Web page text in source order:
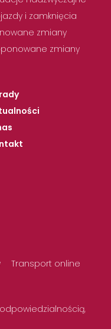
i zamknięcia
zmiany
zmiany
Transport online
odpowiedzialnością,